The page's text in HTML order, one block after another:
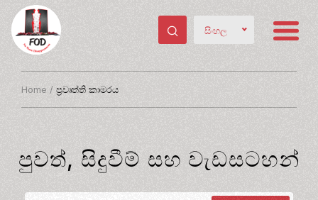
සිංහල
Home / ප්‍රවෘත්ති කාමරය
පුවත්, සිදුවීම් සහ වැඩසටහන්